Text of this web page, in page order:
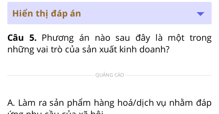
Hiển thị đáp án
Câu 5. Phương án nào sau đây là một trong
những vai trò của sản xuất kinh doanh?
QUẢNG CÁO
A. Làm ra sản phẩm hàng hoá/dịch vụ nhằm đáp